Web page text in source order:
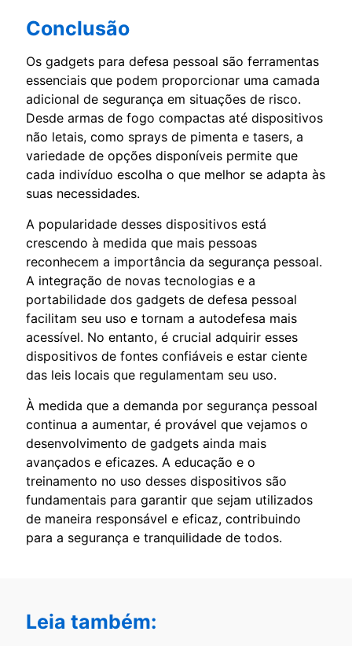
Conclusão
Os gadgets para defesa pessoal são ferramentas
essenciais que podem proporcionar uma camada
adicional de segurança em situações de risco.
Desde armas de fogo compactas até dispositivos
não letais, como sprays de pimenta e tasers, a
variedade de opções disponíveis permite que
cada indivíduo escolha o que melhor se adapta às
suas necessidades.
A popularidade desses dispositivos está
crescendo à medida que mais pessoas
reconhecem a importância da segurança pessoal.
A integração de novas tecnologias e a
portabilidade dos gadgets de defesa pessoal
facilitam seu uso e tornam a autodefesa mais
acessível. No entanto, é crucial adquirir esses
dispositivos de fontes confiáveis e estar ciente
das leis locais que regulamentam seu uso.
À medida que a demanda por segurança pessoal
continua a aumentar, é provável que vejamos o
desenvolvimento de gadgets ainda mais
avançados e eficazes. A educação e o
treinamento no uso desses dispositivos são
fundamentais para garantir que sejam utilizados
de maneira responsável e eficaz, contribuindo
para a segurança e tranquilidade de todos.
Leia também: